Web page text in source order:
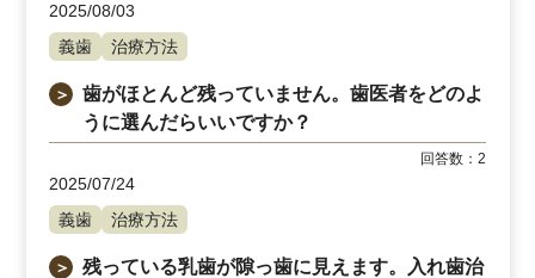
2025/08/03
義歯
治療方法
＞
歯がほとんど残っていません。歯医者をどのよ
うに選んだらいいですか？
回答数：2
2025/07/24
義歯
治療方法
＞
残っている乳歯が隙っ歯に見えます。入れ歯治